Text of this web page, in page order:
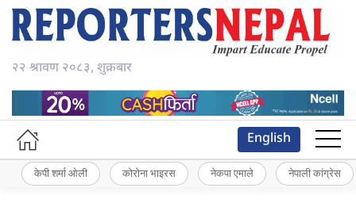
२२ श्रावण २०८३, शुक्रबार
English
केपी शर्मा ओली कोरोना भाइरस नेकपा एमाले नेपाली कांग्रेस